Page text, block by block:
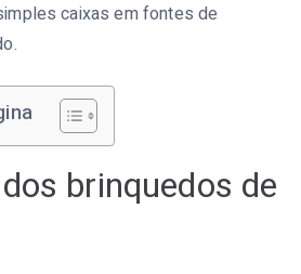
caixas em fontes de
brinquedos de